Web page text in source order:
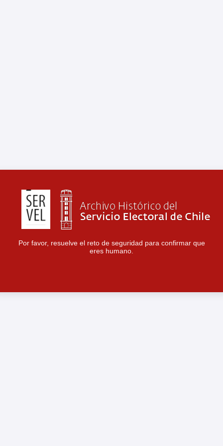
Por favor, resuelve el reto de seguridad para confirmar que
eres humano.